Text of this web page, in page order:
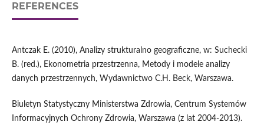
REFERENCES
Antczak E. (2010), Analizy strukturalno geograficzne, w: Suchecki
B. (red.), Ekonometria przestrzenna, Metody i modele analizy
danych przestrzennych, Wydawnictwo C.H. Beck, Warszawa.
Biuletyn Statystyczny Ministerstwa Zdrowia, Centrum Systemów
Informacyjnych Ochrony Zdrowia, Warszawa (z lat 2004-2013).